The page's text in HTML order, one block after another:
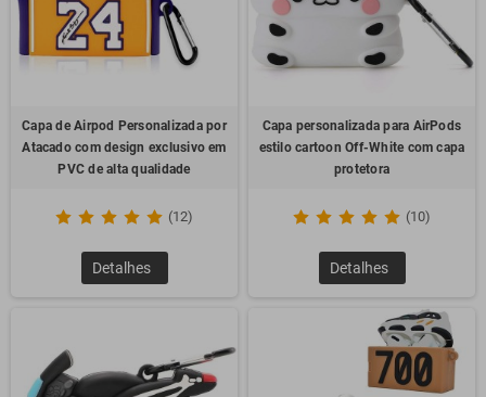
Capa de Airpod Personalizada por
Atacado com design exclusivo em
PVC de alta qualidade
(12)
Detalhes
Capa personalizada para AirPods
estilo cartoon Off-White com capa
protetora
(10)
Detalhes